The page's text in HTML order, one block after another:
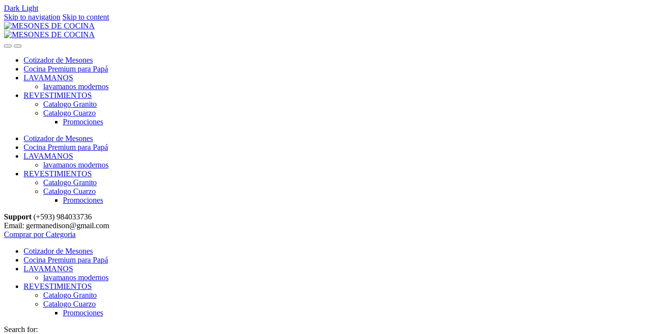
Dark Light
Skip to navigation Skip to content
Cotizador de Mesones
Cocina Premium para Papá
LAVAMANOS
lavamanos modernos
REVESTIMIENTOS
Catalogo Granito
Catalogo Cuarzo
Promociones
Cotizador de Mesones
Cocina Premium para Papá
LAVAMANOS
lavamanos modernos
REVESTIMIENTOS
Catalogo Granito
Catalogo Cuarzo
Promociones
Support (+593) 984033736
Email: germanedison@gmail.com
Comprar por Categoria
Cotizador de Mesones
Cocina Premium para Papá
LAVAMANOS
lavamanos modernos
REVESTIMIENTOS
Catalogo Granito
Catalogo Cuarzo
Promociones
Search for: